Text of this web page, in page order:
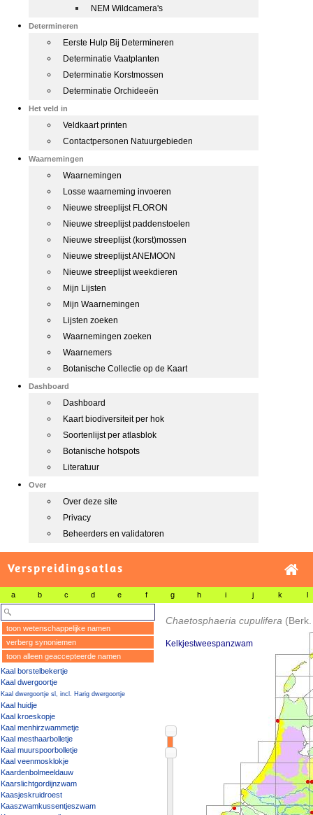
NEM Wildcamera's
Determineren
Eerste Hulp Bij Determineren
Determinatie Vaatplanten
Determinatie Korstmossen
Determinatie Orchideeën
Het veld in
Veldkaart printen
Contactpersonen Natuurgebieden
Waarnemingen
Waarnemingen
Losse waarneming invoeren
Nieuwe streeplijst FLORON
Nieuwe streeplijst paddenstoelen
Nieuwe streeplijst (korst)mossen
Nieuwe streeplijst ANEMOON
Nieuwe streeplijst weekdieren
Mijn Lijsten
Mijn Waarnemingen
Lijsten zoeken
Waarnemingen zoeken
Waarnemers
Botanische Collectie op de Kaart
Dashboard
Dashboard
Kaart biodiversiteit per hok
Soortenlijst per atlasblok
Botanische hotspots
Literatuur
Over
Over deze site
Privacy
Beheerders en validatoren
Verspreidingsatlas
a b c d e f g h i j k l
toon wetenschappelijke namen
verberg synoniemen
toon alleen geaccepteerde namen
Kaal borstelbekertje
Kaal dwergoortje
Kaal dwergoortje sl, incl. Harig dwergoortje
Kaal huidje
Kaal kroeskopje
Kaal menhirzwammetje
Kaal mesthaarbolletje
Kaal muurspoorbolletje
Kaal veenmosklokje
Kaardenbolmeeldauw
Kaarslichtgordijnzwam
Kaasjeskruidroest
Kaaszwamkussentjeszwam
Chaetosphaeria cupulifera
Kelkjestweespanzwam